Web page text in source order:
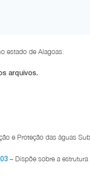
estado de Alagoas.
arquivos.
e Proteção das águas
– Dispõe sobre a